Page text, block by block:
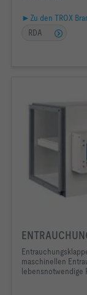
►Zu den TROX
RDA
maschinellen
lebensnotwendige